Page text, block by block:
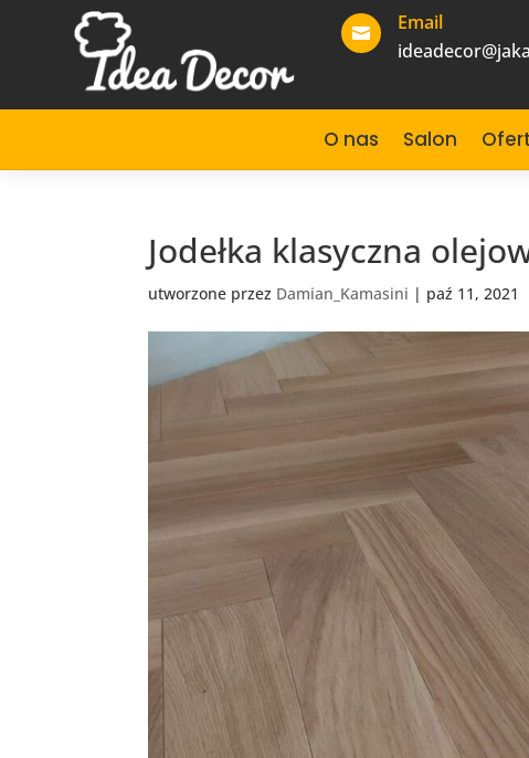

Email
O nas Salon
Jodełka klasyczna
utworzone przez Damian_Kamasini | paź 11, 2021